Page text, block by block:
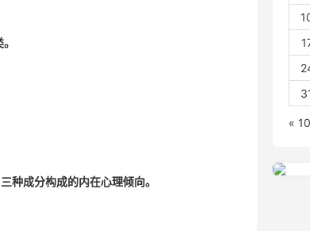
成分构成的内在心理倾向。
«